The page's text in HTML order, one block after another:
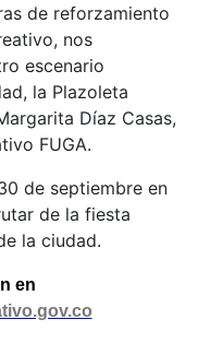
de reforzamiento
nos
escenario
la Plazoleta
Díaz Casas,
FUGA.
de septiembre en
de la fiesta
la ciudad.
en